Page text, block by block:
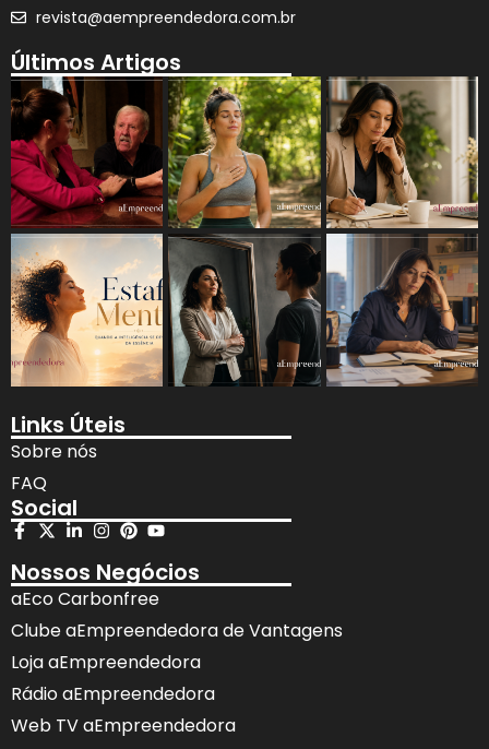
revista@aempreendedora.com.br
Últimos Artigos
Links Úteis
Sobre nós
FAQ
Social
Nossos Negócios
aEco Carbonfree
Clube aEmpreendedora de Vantagens
Loja aEmpreendedora
Rádio aEmpreendedora
Web TV aEmpreendedora